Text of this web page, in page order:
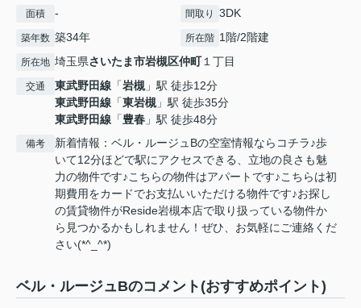
面積 - 間取り 3DK
築年数 築34年 所在階 1階/2階建
所在地 埼玉県さいたま市岩槻区仲町１丁目
交通 東武野田線 「岩槻 」駅 徒歩12分
東武野田線 「東岩槻 」駅 徒歩35分
東武野田線 「豊春 」駅 徒歩48分
備考
新着情報：ベル・ルージュBの空室情報ならコチラ♪歩
いて12分ほどで駅にアクセスできる、立地の良さも魅
力の物件です♪こちらの物件はアパートです♪こちらは初
期費用をカードでお支払いいただける物件です♪お探し
の賃貸物件がReside岩槻本店で取り扱っている物件か
ら見つかるかもしれません！ぜひ、お気軽にご連絡くだ
さい(*^_^*)
ベル・ルージュBのコメント(おすすめポイント)